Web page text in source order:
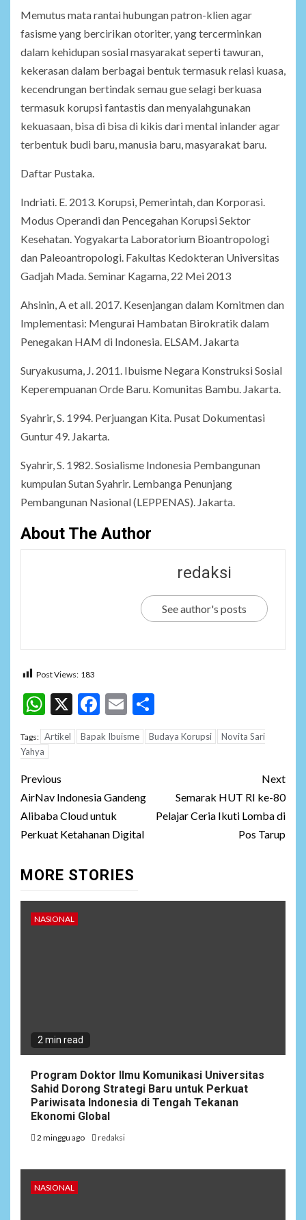
Memutus mata rantai hubungan patron-klien agar
fasisme yang bercirikan otoriter, yang tercerminkan
dalam kehidupan sosial masyarakat seperti tawuran,
kekerasan dalam berbagai bentuk termasuk relasi kuasa,
kecendrungan bertindak semau gue selagi berkuasa
termasuk korupsi fantastis dan menyalahgunakan
kekuasaan, bisa di bisa di kikis dari mental inlander agar
terbentuk budi baru, manusia baru, masyarakat baru.
Daftar Pustaka.
Indriati. E. 2013. Korupsi, Pemerintah, dan Korporasi.
Modus Operandi dan Pencegahan Korupsi Sektor
Kesehatan. Yogyakarta Laboratorium Bioantropologi
dan Paleoantropologi. Fakultas Kedokteran Universitas
Gadjah Mada. Seminar Kagama, 22 Mei 2013
Ahsinin, A et all. 2017. Kesenjangan dalam Komitmen dan
Implementasi: Mengurai Hambatan Birokratik dalam
Penegakan HAM di Indonesia. ELSAM. Jakarta
Suryakusuma, J. 2011. Ibuisme Negara Konstruksi Sosial
Keperempuanan Orde Baru. Komunitas Bambu. Jakarta.
Syahrir, S. 1994. Perjuangan Kita. Pusat Dokumentasi
Guntur 49. Jakarta.
Syahrir, S. 1982. Sosialisme Indonesia Pembangunan
kumpulan Sutan Syahrir. Lembanga Penunjang
Pembangunan Nasional (LEPPENAS). Jakarta.
About The Author
redaksi
See author's posts
Post Views: 183
WhatsApp
X Facebook
Email
Tags: Artikel Bapak Ibuisme Budaya Korupsi
Novita Sari
Yahya
Post
navigation
Previous
AirNav Indonesia Gandeng
Alibaba Cloud untuk
Perkuat Ketahanan Digital
Next
Semarak HUT RI ke-80
Pelajar Ceria Ikuti Lomba di
Pos Tarup
MORE STORIES
NASIONAL
2 min read
Program Doktor Ilmu Komunikasi Universitas
Sahid Dorong Strategi Baru untuk Perkuat
Pariwisata Indonesia di Tengah Tekanan
Ekonomi Global
2 minggu ago redaksi
NASIONAL